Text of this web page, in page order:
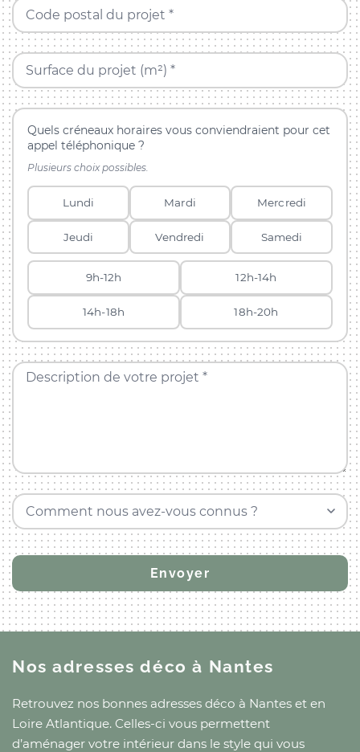
Code postal du projet *
Surface du projet (m²) *
Quels créneaux horaires vous conviendraient pour cet
appel téléphonique ?
Plusieurs choix possibles.
Lundi Mardi Mercredi
Jeudi Vendredi Samedi
9h-12h 12h-14h
14h-18h 18h-20h
Description de votre projet *
Comment nous avez-vous connus ?
Nos adresses décoà Nantes
Retrouvez nos bonnes adresses déco à Nantes et en
Loire Atlantique. Celles-ci vous permettent
d’aménager votre intérieur dans le style qui vous